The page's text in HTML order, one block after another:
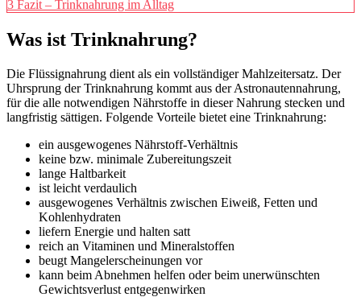
3 Fazit – Trinknahrung im Alltag
Was ist Trinknahrung?
Die Flüssignahrung dient als ein vollständiger Mahlzeitersatz. Der
Uhrsprung der Trinknahrung kommt aus der Astronautennahrung,
für die alle notwendigen Nährstoffe in dieser Nahrung stecken und
langfristig sättigen. Folgende Vorteile bietet eine Trinknahrung:
ein ausgewogenes Nährstoff-Verhältnis
keine bzw. minimale Zubereitungszeit
lange Haltbarkeit
ist leicht verdaulich
ausgewogenes Verhältnis zwischen Eiweiß, Fetten und
Kohlenhydraten
liefern Energie und halten satt
reich an Vitaminen und Mineralstoffen
beugt Mangelerscheinungen vor
kann beim Abnehmen helfen oder beim unerwünschten
Gewichtsverlust entgegenwirken